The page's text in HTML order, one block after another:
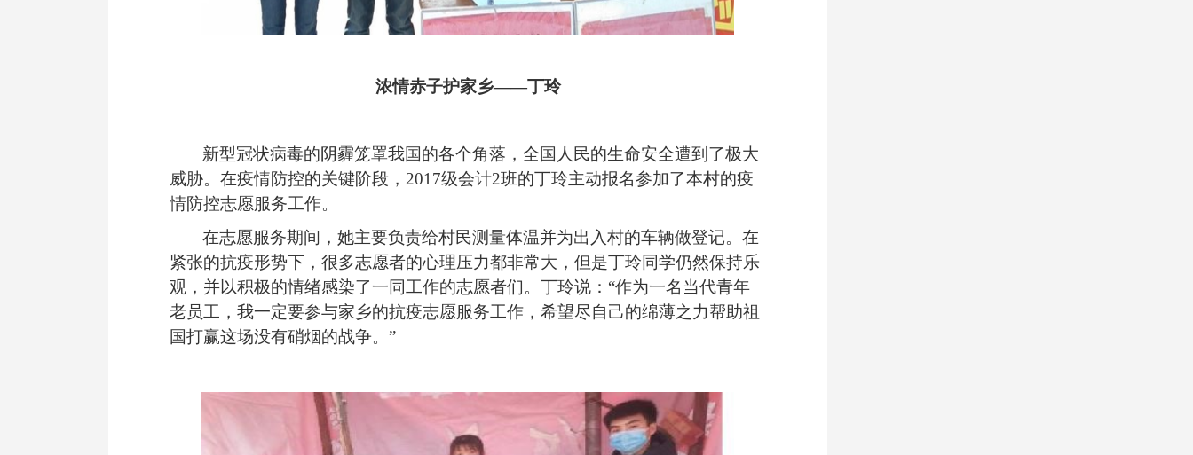
浓情赤子护家乡――丁玲
新型冠状病毒的阴霾笼罩我国的各个角落，全国人民的生命安全遭到了极大
威胁。在疫情防控的关键阶段， 2017级会计2班的丁玲主动报名参加了本村的疫
情防控志愿服务工作。
在志愿服务期间，她主要负责给村民测量体温并为出入村的车辆做登记。在
紧张的抗疫形势下，很多志愿者的心理压力都非常大，但是丁玲同学仍然保持乐
观，并以积极的情绪感染了一同工作的志愿者们。丁玲说： “作为一名当代青年
老员工，我一定要参与家乡的抗疫志愿服务工作，希望尽自己的绵薄之力帮助祖
国打赢这场没有硝烟的战争。”